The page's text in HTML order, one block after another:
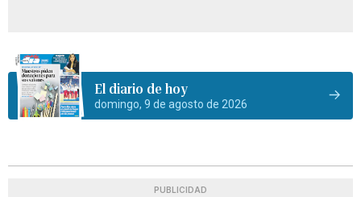
El diario de hoy
domingo, 9 de agosto de 2026
PUBLICIDAD